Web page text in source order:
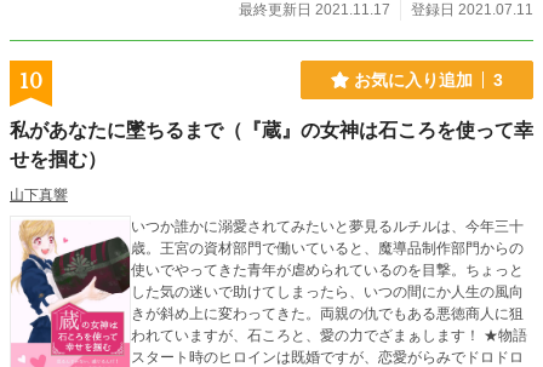
最終更新日 2021.11.17
登録日 2021.07.11
10 お気に入り追加 3
私があなたに墜ちるまで（『蔵』の女神は石ころを使って幸
せを掴む）
山下真響
いつか誰かに溺愛されてみたいと夢見るルチルは、今年三十
歳。王宮の資材部門で働いていると、魔導品制作部門からの
使いでやってきた青年が虐められているのを目撃。ちょっと
した気の迷いで助けてしまったら、いつの間にか人生の風向
きが斜め上に変わってきた。両親の仇でもある悪徳商人に狙
われていますが、石ころと、愛の力でざまぁします！ ★物語
スタート時のヒロインは既婚ですが、恋愛がらみでドロドロ